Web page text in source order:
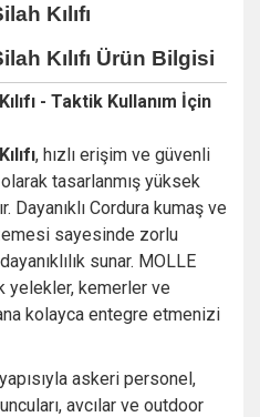
Kılıfı
Kılıfı Ürün Bilgisi
- Taktik Kullanım İçin
, hızlı erişim ve güvenli
tasarlanmış yüksek
Dayanıklı Cordura kumaş ve
sayesinde zorlu
sunar. MOLLE
yelekler, kemerler ve
kolayca entegre etmenizi
askeri personel,
avcılar ve outdoor